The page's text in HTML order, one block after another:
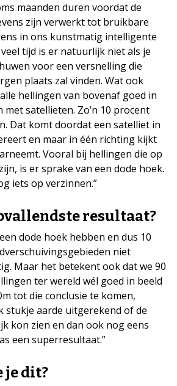
maanden duren voordat de
zijn verwerkt tot bruikbare
in ons kunstmatig intelligente
tijd is er natuurlijk niet als je
voor een versnelling die
plaats zal vinden. Wat ook
hellingen van bovenaf goed in
satellieten. Zo’n 10 procent
Dat komt doordat een satelliet in
en maar in één richting kijkt
Vooral bij hellingen die op
is er sprake van een dode hoek.
iets op verzinnen.”
resultaat?
dode hoek hebben en dus 10
niet
Maar het betekent ook dat we 90
ter wereld wél goed in beeld
tot die conclusie te komen,
stukje aarde uitgerekend of de
kon zien en dan ook nog eens
een superresultaat.”
je dit?